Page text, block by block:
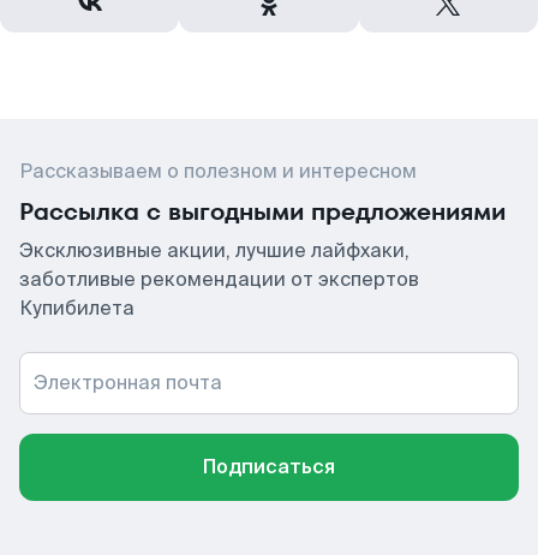
Рассказываем о полезном и интересном
Рассылка с выгодными предложениями
Эксклюзивные акции, лучшие лайфхаки,
заботливые рекомендации от экспертов
Купибилета
Электронная почта
Подписаться